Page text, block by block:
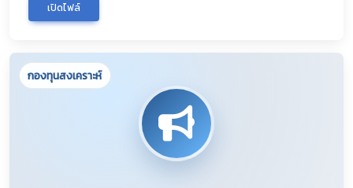
เปิดไฟล์
กองทุนสงเคราะห์